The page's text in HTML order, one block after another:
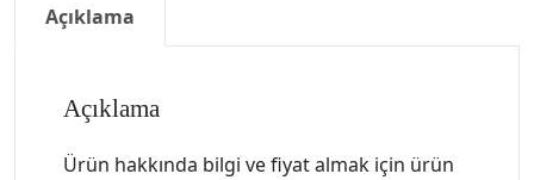
Açıklama
Açıklama
Ürün hakkında bilgi ve fiyat almak için ürün